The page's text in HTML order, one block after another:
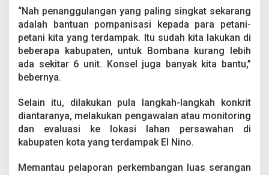
“Nah penanggulangan yang paling singkat sekarang
adalah bantuan pompanisasi kepada para petani-
petani kita yang terdampak. Itu sudah kita lakukan di
beberapa kabupaten, untuk Bombana kurang lebih
ada sekitar 6 unit. Konsel juga banyak kita bantu,”
bebernya.
Selain itu, dilakukan pula langkah-langkah konkrit
diantaranya, melakukan pengawalan atau monitoring
dan evaluasi ke lokasi lahan persawahan di
kabupaten kota yang terdampak El Nino.
Memantau pelaporan perkembangan luas serangan